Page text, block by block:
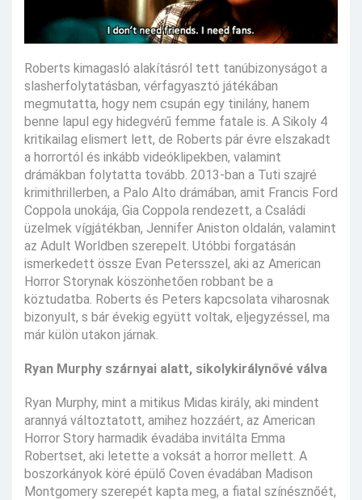
Roberts kimagasló alakításról tett tanúbizonyságot a
slasherfolytatásban, vérfagyasztó játékában
megmutatta, hogy nem csupán egy tinilány, hanem
benne lapul egy hidegvérű femme fatale is. A Sikoly 4
kritikailag elismert lett, de Roberts pár évre elszakadt
a horrortól és inkább videóklipekben, valamint
drámákban folytatta tovább. 2013-ban a Tuti szajré
krimithrillerben, a Palo Alto drámában, amit Francis Ford
Coppola unokája, Gia Coppola rendezett, a Családi
üzelmek vígjátékban, Jennifer Aniston oldalán, valamint
az Adult Worldben szerepelt. Utóbbi forgatásán
ismerkedett össze Evan Petersszel, aki az American
Horror Storynak köszönhetően robbant be a
köztudatba. Roberts és Peters kapcsolata viharosnak
bizonyult, s bár évekig együtt voltak, eljegyzéssel, ma
már külön utakon járnak.
Ryan Murphy szárnyai alatt, sikolykirálynővé válva
Ryan Murphy, mint a mitikus Midas király, aki mindent
arannyá változtatott, amihez hozzáért, az American
Horror Story harmadik évadába invitálta Emma
Robertset, aki letette a voksát a horror mellett. A
boszorkányok köré épülő Coven évadában Madison
Montgomery szerepét kapta meg, a fiatal színésznőét,